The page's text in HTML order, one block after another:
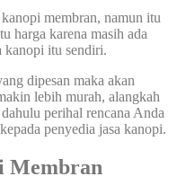
membran, namun itu
harga karena masih ada
kanopi itu sendiri.
dipesan maka akan
lebih murah, alangkah
perihal rencana Anda
penyedia jasa kanopi.
Membran